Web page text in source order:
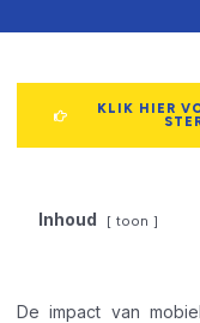
KLIK HIER
Inhoud toon
De impact van